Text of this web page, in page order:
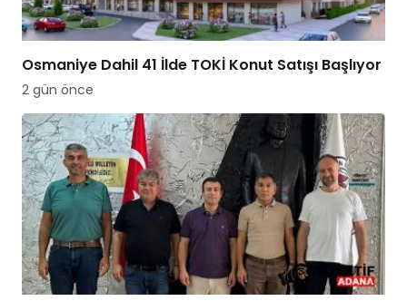
Osmaniye Dahil 41 İlde TOKİ Konut Satışı Başlıyor
2 gün önce